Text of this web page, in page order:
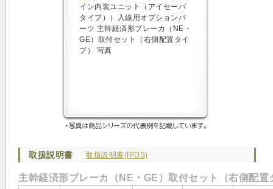
取扱説明書 取扱説明書(IPDS)
主幹経済形ブレーカ（NE・GE）取付セット（右側配置